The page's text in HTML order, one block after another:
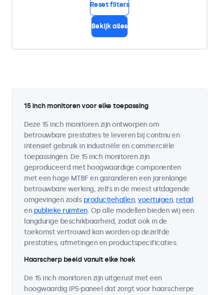
Reset filters
Bekijk alles
15 inch monitoren voor elke toepassing
Deze 15 inch monitoren zijn ontworpen om
betrouwbare prestaties te leveren bij continu en
intensief gebruik in industriële en commerciële
toepassingen. De 15 inch monitoren zijn
geproduceerd met hoogwaardige componenten
met een hoge MTBF en garanderen een jarenlange
betrouwbare werking, zelfs in de meest uitdagende
omgevingen zoals productiehallen, voertuigen, retail
en publieke ruimten. Op alle modellen bieden wij een
langdurige beschikbaarheid, zodat ook in de
toekomst vertrouwd kan worden op dezelfde
prestaties, afmetingen en productspecificaties.
Haarscherp beeld vanuit elke hoek
De 15 inch monitoren zijn uitgerust met een
hoogwaardig IPS-paneel dat zorgt voor haarscherpe